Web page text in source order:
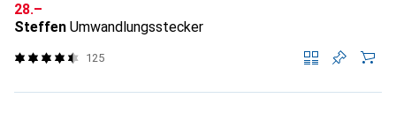
CHF
28.–
Steffen Umwandlungsstecker
125